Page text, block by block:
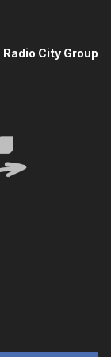
Radio City Group